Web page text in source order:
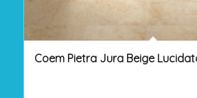
Coem Pietra Jura Beige